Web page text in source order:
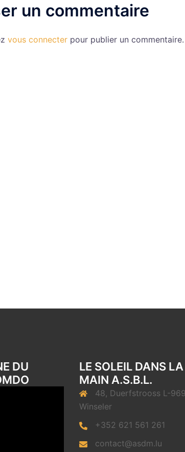
un commentaire
vous connecter pour publier un commentaire.
DU
LE SOLEIL DANS LA
MAIN A.S.B.L.
48, Duerfstrooss L-
Winseler
+352 621 561 261
contact@asdm.lu